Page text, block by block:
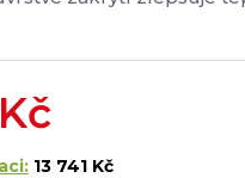
zakrývá bivak,
nebo stříškou.
Kč
13 741 Kč